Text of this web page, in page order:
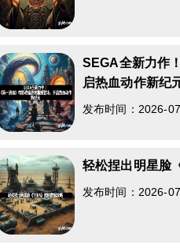
SEGA全新力作
启热血动作新纪
发布时间：2026-
轻松捏出明星脸
发布时间：2026-